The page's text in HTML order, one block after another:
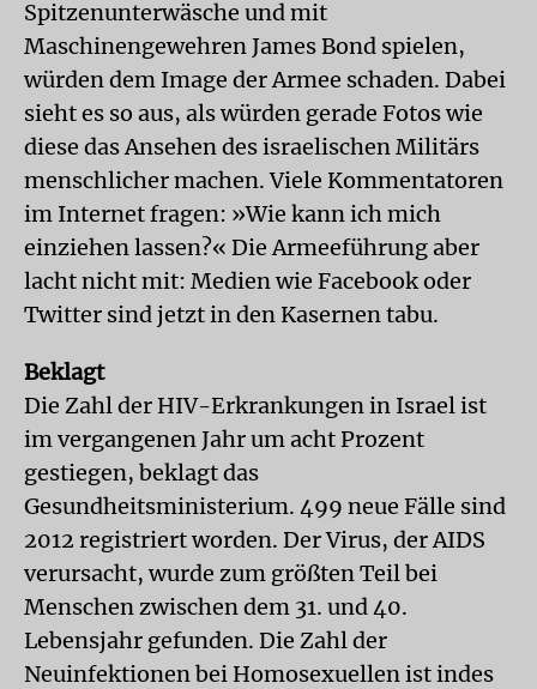
Spitzenunterwäsche und mit
Maschinengewehren James Bond spielen,
würden dem Image der Armee schaden. Dabei
sieht es so aus, als würden gerade Fotos wie
diese das Ansehen des israelischen Militärs
menschlicher machen. Viele Kommentatoren
im Internet fragen: »Wie kann ich mich
einziehen lassen?« Die Armeeführung aber
lacht nicht mit: Medien wie Facebook oder
Twitter sind jetzt in den Kasernen tabu.
Beklagt
Die Zahl der HIV-Erkrankungen in Israel ist
im vergangenen Jahr um acht Prozent
gestiegen, beklagt das
Gesundheitsministerium. 499 neue Fälle sind
2012 registriert worden. Der Virus, der AIDS
verursacht, wurde zum größten Teil bei
Menschen zwischen dem 31. und 40.
Lebensjahr gefunden. Die Zahl der
Neuinfektionen bei Homosexuellen ist indes